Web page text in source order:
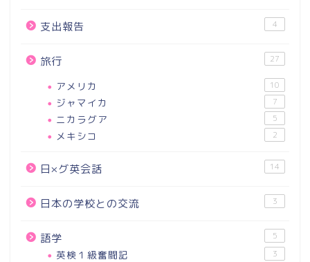
支出報告 4
旅行 27
アメリカ 10
ジャマイカ 7
ニカラグア 5
メキシコ 2
日×グ英会話 14
日本の学校との交流 3
語学 5
英検１級奮闘記 3